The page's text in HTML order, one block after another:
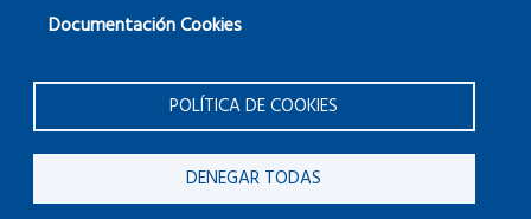
Documentación Cookies
POLÍTICA DE COOKIES
DENEGAR TODAS
publican neste sitio web, a pesar de ter asinado o
correspondente formulario de autorización do uso da
imaxe persoal polo centro, pode solicitar a retirada de
calquera fotografía publicada neste sitio web